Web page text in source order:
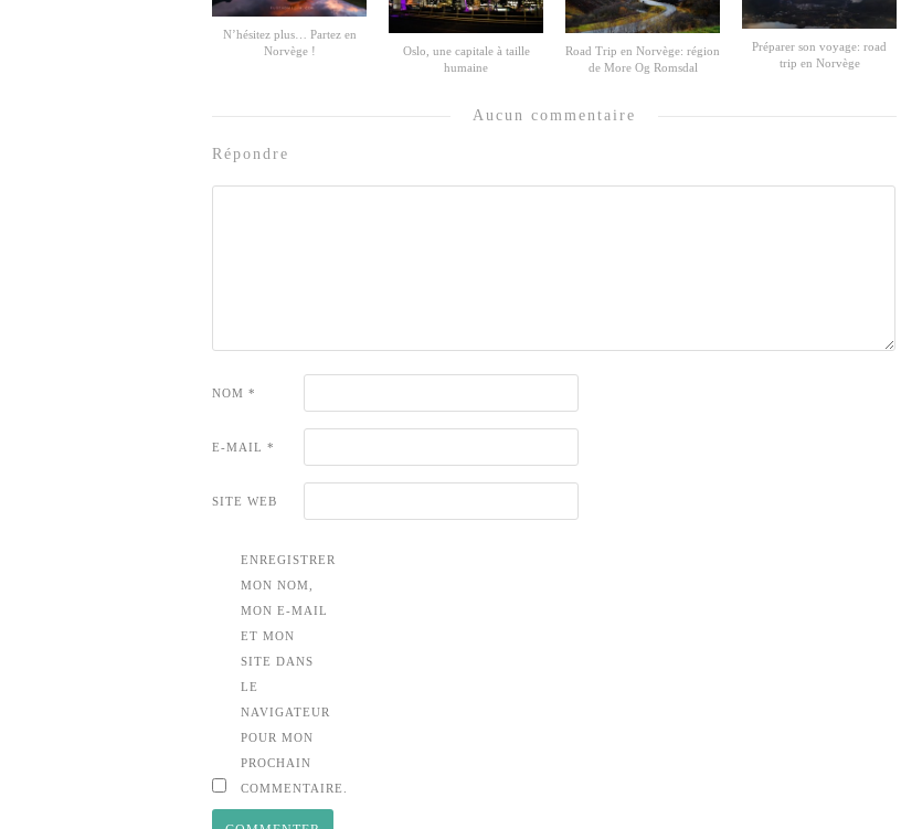
N’hésitez plus… Partez en
Norvège !
Oslo, une capitale à taille
humaine
Road Trip en Norvège: région
de More Og Romsdal
Préparer son voyage: road
trip en Norvège
Aucun commentaire
Répondre
NOM *
E-MAIL *
SITE WEB
ENREGISTRER
MON NOM,
MON E-MAIL
ET MON
SITE DANS
LE
NAVIGATEUR
POUR MON
PROCHAIN
COMMENTAIRE.